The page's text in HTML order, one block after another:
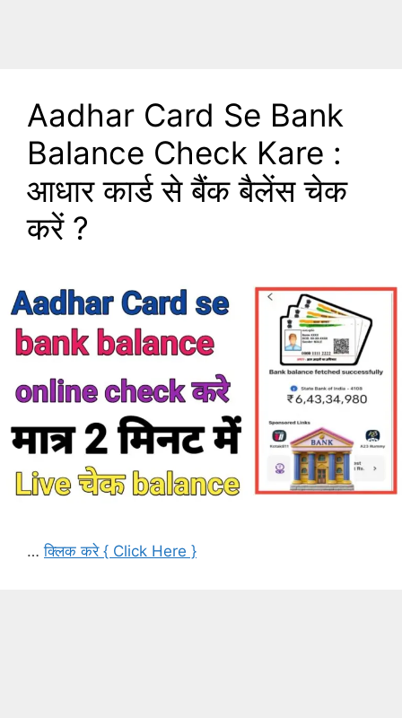
Aadhar Card Se Bank
Balance Check Kare :
आधार कार्ड से बैंक बैलेंस चेक
करें ?
…क्लिक करे { Click Here }